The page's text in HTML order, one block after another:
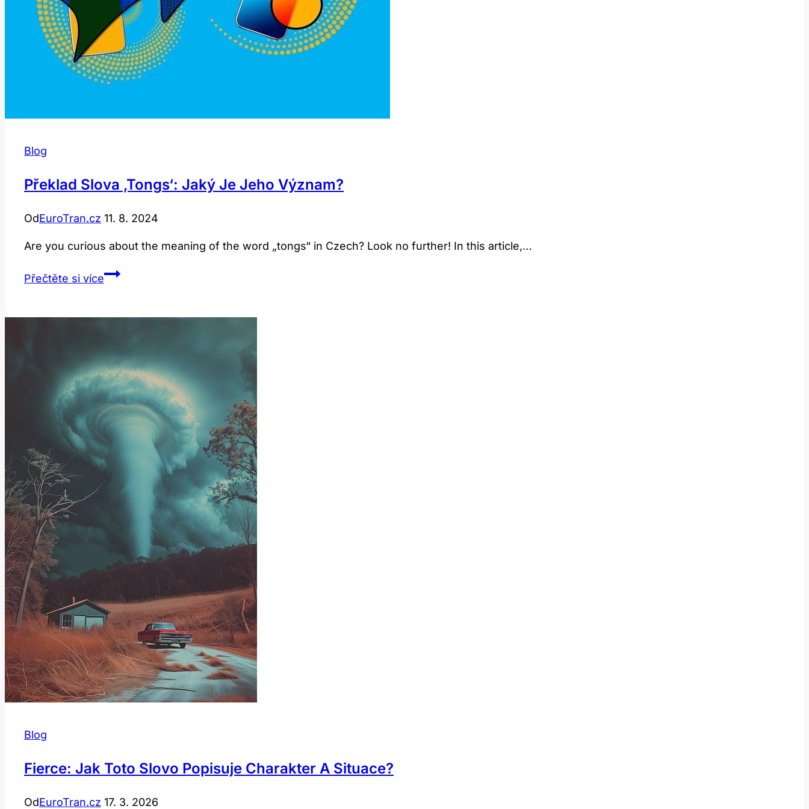
Blog
Překlad Slova ‚tongs‘: Jaký Je Jeho Význam?
OdEuroTran.cz 11. 8. 2024
Are you curious about the meaning of the word „tongs“ in Czech? Look no further! In this article,…
Přečtěte si vícePřeklad
jeho
význam?
Blog
Fierce: Jak Toto Slovo Popisuje Charakter A Situace?
OdEuroTran.cz 17. 3. 2026